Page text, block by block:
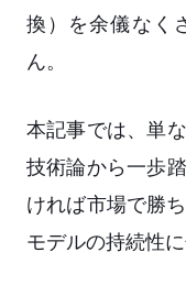
換）を余儀なく
ん。
本記事では、単
技術論から一歩
ければ市場で勝
モデルの持続性